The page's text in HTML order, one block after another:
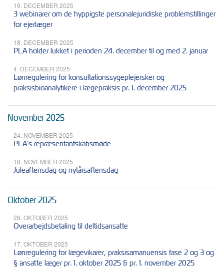
19. DECEMBER 2025
3 webinarer om de hyppigste personalejuridiske problemstillinger
for ejerlæger
18. DECEMBER 2025
PLA holder lukket i perioden 24. december til og med 2. januar
4. DECEMBER 2025
Lønregulering for konsultationssygeplejersker og
praksisbioanalytikere i lægepraksis pr. 1. december 2025
November 2025
24. NOVEMBER 2025
PLA's repræsentantskabsmøde
18. NOVEMBER 2025
Juleaftensdag og nytårsaftensdag
Oktober 2025
28. OKTOBER 2025
Overarbejdsbetaling til deltidsansatte
17. OKTOBER 2025
Lønregulering for lægevikarer, praksisamanuensis fase 2 og 3 og
§ ansatte læger pr. 1. oktober 2025 & pr. 1. november 2025